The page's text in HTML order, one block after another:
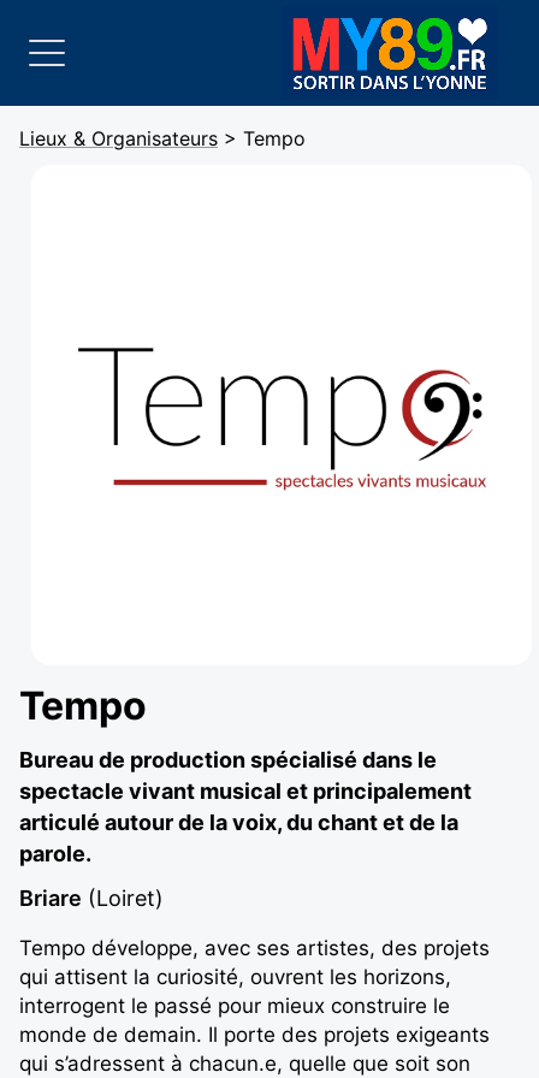
Lieux & Organisateurs > Tempo
Tempo
Bureau de production spécialisé dans le
spectacle vivant musical et principalement
articulé autour de la voix, du chant et de la
parole.
Briare (Loiret)
Tempo développe, avec ses artistes, des projets
qui attisent la curiosité, ouvrent les horizons,
interrogent le passé pour mieux construire le
monde de demain. Il porte des projets exigeants
qui s’adressent à chacun.e, quelle que soit son